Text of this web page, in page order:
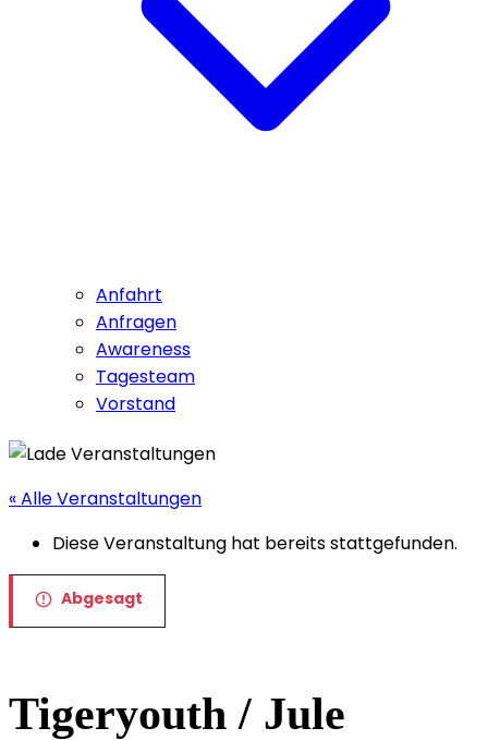
Anfahrt
Anfragen
Awareness
Tagesteam
Vorstand
« Alle Veranstaltungen
Diese Veranstaltung hat bereits stattgefunden.
Abgesagt
Tigeryouth / Jule